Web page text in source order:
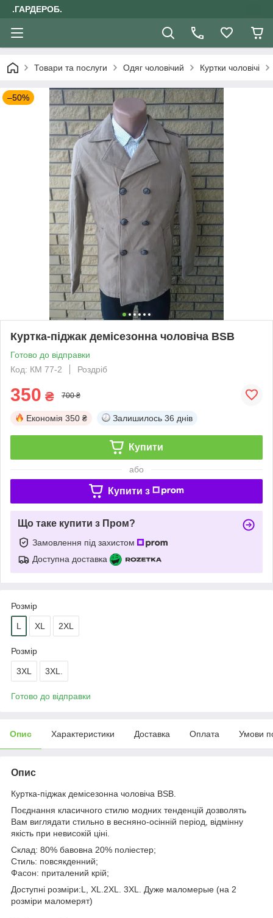
.ГАРДЕРОБ.
Товари та послуги Одяг чоловічий Куртки чоловічі
–50%
Куртка-піджак демісезонна чоловіча BSB
Готово до відправки
Код: КМ 77-2
Роздріб
350 ₴ 700 ₴
Економія 350 ₴ Залишилось 36 днів
Купити
або
Купити з
Що таке купити з Пром?
Замовлення під захистом
Доступна доставка
Розмір
L XL 2XL
Розмір
3XL 3XL.
Готово до відправки
Опис Характеристики Доставка Оплата Умови
Опис
Куртка-піджак демісезонна чоловіча BSB.
Поєднання класичного стилю модних тенденцій дозволять
Вам виглядати стильно в весняно-осінній період, відмінну
якість при невисокій ціні.
Склад: 80% бавовна 20% поліестер;
Стиль: повсякденний;
Фасон: приталений крій;
Доступні розміри:L, XL.2XL. 3XL. Дуже маломерые (на 2
розміри маломерят)